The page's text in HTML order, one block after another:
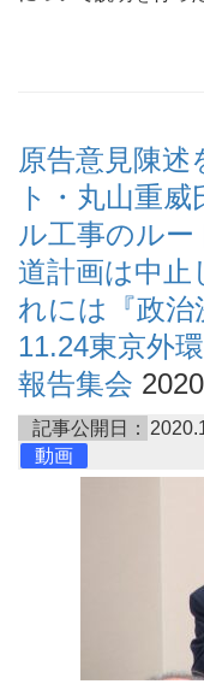
原告意見陳
ト・丸山重
ル工事のル
道計画は中止
れには『政治
11.24東京外
報告集会
記事公開日：
動画